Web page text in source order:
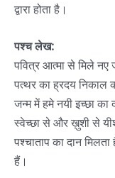
द्वारा होता है।
पश्च लेख:
पवित्र आत्मा से मिले नए
पत्थर का ह्रदय
जन्म में हमे नयी इच्छा का
स्वेच्छा से और ख़ुशी से
पश्चाताप का दान
हैं।